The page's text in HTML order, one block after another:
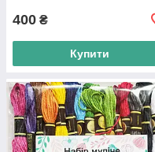
400 ₴
Купити